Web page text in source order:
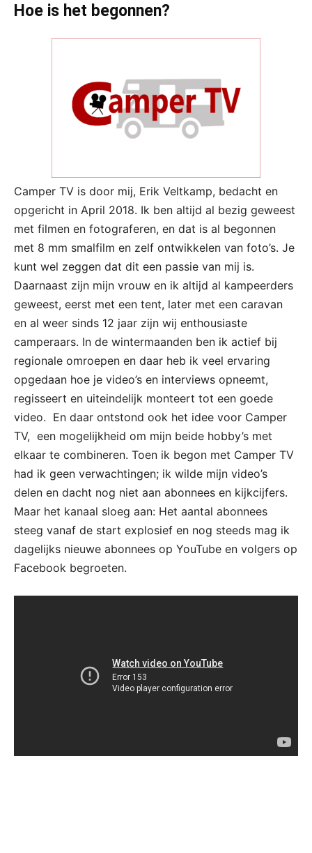
Hoe is het begonnen?
Camper TV is door mij, Erik Veltkamp, bedacht en
opgericht in April 2018. Ik ben altijd al bezig geweest
met filmen en fotograferen, en dat is al begonnen
met 8 mm smalfilm en zelf ontwikkelen van foto’s. Je
kunt wel zeggen dat dit een passie van mij is.
Daarnaast zijn mijn vrouw en ik altijd al kampeerders
geweest, eerst met een tent, later met een caravan
en al weer sinds 12 jaar zijn wij enthousiaste
camperaars. In de wintermaanden ben ik actief bij
regionale omroepen en daar heb ik veel ervaring
opgedaan hoe je video’s en interviews opneemt,
regisseert en uiteindelijk monteert tot een goede
video. En daar ontstond ook het idee voor Camper
TV, een mogelijkheid om mijn beide hobby’s met
elkaar te combineren. Toen ik begon met Camper TV
had ik geen verwachtingen; ik wilde mijn video’s
delen en dacht nog niet aan abonnees en kijkcijfers.
Maar het kanaal sloeg aan: Het aantal abonnees
steeg vanaf de start explosief en nog steeds mag ik
dagelijks nieuwe abonnees op YouTube en volgers op
Facebook begroeten.